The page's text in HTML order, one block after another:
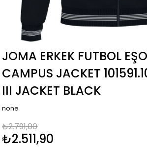
JOMA ERKEK FUTBOL
CAMPUS JACKET
III JACKET BLACK
none
₺2.791,00
₺2.511,90